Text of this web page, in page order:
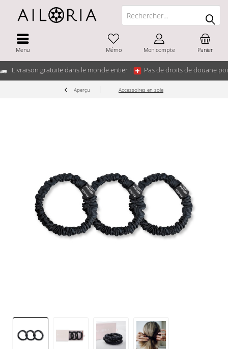
Livraison gratuite dans le monde entier ! Pas de droits de douane
Menu Panier
Mémo Mon compte
Aperçu Accessoires en soie